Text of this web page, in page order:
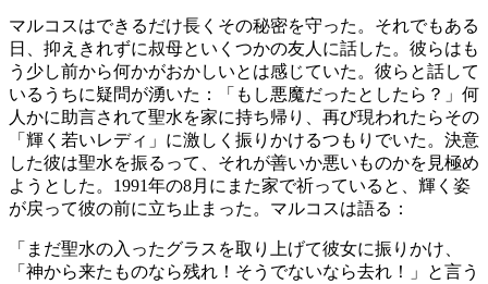
マルコスはできるだけ長くその秘密を守った。それでもある
日、抑えきれずに叔母といくつかの友人に話した。彼らはも
う少し前から何かがおかしいとは感じていた。彼らと話して
いるうちに疑問が湧いた：「もし悪魔だったとしたら？」何
人かに助言されて聖水を家に持ち帰り、再び現われたらその
「輝く若いレディ」に激しく振りかけるつもりでいた。決意
した彼は聖水を振るって、それが善いか悪いものかを見極め
ようとした。1991年の8月にまた家で祈っていると、輝く姿
が戻って彼の前に立ち止まった。マルコスは語る：
「まだ聖水の入ったグラスを取り上げて彼女に振りかけ、
「神から来たものなら残れ！そうでないなら去れ！」と言う